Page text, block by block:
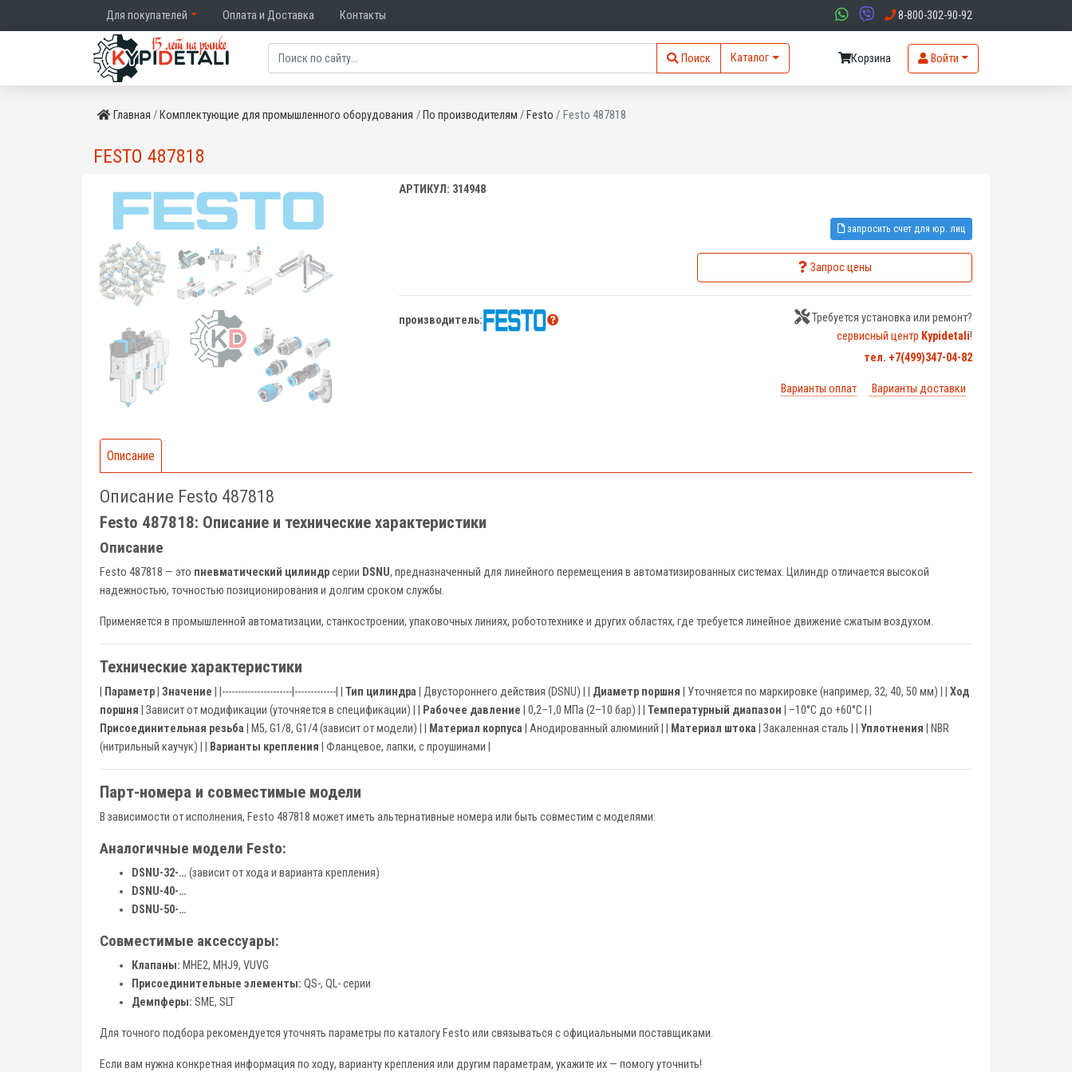
Для покупателей Оплата и Доставка Контакты 8-800-302-90-92
Поиск Каталог Корзина Войти
Главная Комплектующие для промышленного оборудования По производителям Festo Festo 487818
FESTO 487818
АРТИКУЛ: 314948
запросить счет для юр. лиц
Запрос цены
производитель:
Требуется установка или ремонт?
сервисный центр Kypidetali!
тел. +7(499)347-04-82
Варианты оплат Варианты доставки
Описание
Описание Festo 487818
Festo 487818: Описание и технические характеристики
Описание
Festo 487818 — это пневматический цилиндрсерии DSNU, предназначенный для линейного перемещения в автоматизированных системах. Цилиндр отличается высокой
надежностью, точностью позиционирования и долгим сроком службы.
Применяется в промышленной автоматизации, станкостроении, упаковочных линиях, робототехнике и других областях, где требуется линейное движение сжатым воздухом.
Технические характеристики
Параметр Значение | |----------------------|-------------| | Тип цилиндра | Двустороннего действия (DSNU) | | Диаметр поршня | Уточняется по маркировке (например, 32, 40, 50 мм) | | Ход
поршня | Зависит от модификации (уточняется в спецификации) | | Рабочее давление | 0,2–1,0 МПа (2–10 бар) | | Температурный диапазон | –10°C до +60°C | |
Присоединительная резьба | М5, G1/8, G1/4 (зависит от модели) | | Материал корпуса | Анодированный алюминий | | Материал штока | Закаленная сталь | | Уплотнения | NBR
(нитрильный каучук) | |
Варианты крепления | Фланцевое, лапки, с проушинами |
Парт-номера и совместимые модели
В зависимости от исполнения, Festo 487818 может иметь альтернативные номера или быть совместим с моделями:
Аналогичные модели Festo:
DSNU-32-… (зависит от хода и варианта крепления)
DSNU-40-…
DSNU-50-…
Совместимые аксессуары:
Клапаны: MHE2, MHJ9, VUVG
Присоединительные элементы: QS-, QL- серии
Демпферы: SME, SLT
Для точного подбора рекомендуется уточнять параметры по каталогу Festo или связываться с официальными поставщиками.
Если вам нужна конкретная информация по ходу, варианту крепления или другим параметрам, укажите их — помогу уточнить!